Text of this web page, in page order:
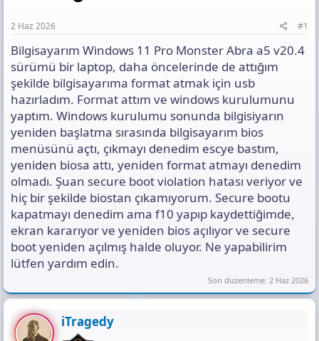
ı
n
ı
K
o
p
y
a
l
a
2 Haz 2026 #1
Bilgisayarım Windows 11 Pro Monster Abra a5 v20.4
sürümü bir laptop, daha öncelerinde de attığım
şekilde bilgisayarıma format atmak için usb
hazırladım. Format attım ve windows kurulumunu
yaptım. Windows kurulumu sonunda bilgisiyarın
yeniden başlatma sırasında bilgisayarım bios
menüsünü açtı, çıkmayı denedim escye bastım,
yeniden biosa attı, yeniden format atmayı denedim
olmadı. Şuan secure boot violation hatası veriyor ve
hiç bir şekilde biostan çıkamıyorum. Secure bootu
kapatmayı denedim ama f10 yapıp kaydettiğimde,
ekran kararıyor ve yeniden bios açılıyor ve secure
boot yeniden açılmış halde oluyor. Ne yapabilirim
lütfen yardım edin.
Son düzenleme: 2 Haz 2026
iTragedy